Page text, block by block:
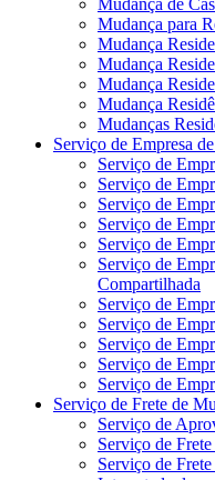
Mudança de
Mudança para
Mudança
Mudança
Mudança
Mudança
Mudanças
Serviço de Empresa
Serviço de
Serviço de
Serviço de
Serviço de
Serviço de
Serviço de
Compartilhada
Serviço de
Serviço de
Serviço de
Serviço de
Serviço de
Serviço de Frete de
Serviço de
Serviço de
Serviço de